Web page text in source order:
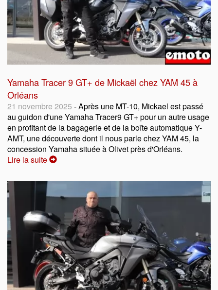
Yamaha Tracer 9 GT+ de Mickaël chez YAM 45 à
Orléans
21 novembre 2025 - Après une MT-10, Mickael est passé
au guidon d'une Yamaha Tracer9 GT+ pour un autre usage
en profitant de la bagagerie et de la boîte automatique Y-
AMT, une découverte dont il nous parle chez YAM 45, la
concession Yamaha située à Olivet près d'Orléans.
Lire la suite